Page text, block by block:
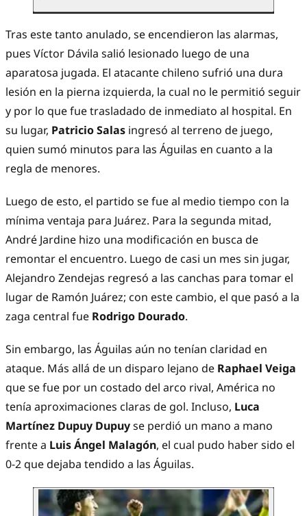
Tras este tanto anulado, se encendieron las alarmas,
pues Víctor Dávila salió lesionado luego de una
aparatosa jugada. El atacante chileno sufrió una dura
lesión en la pierna izquierda, la cual no le permitió seguir
y por lo que fue trasladado de inmediato al hospital. En
su lugar, Patricio Salas ingresó al terreno de juego,
quien sumó minutos para las Águilas en cuanto a la
regla de menores.
Luego de esto, el partido se fue al medio tiempo con la
mínima ventaja para Juárez. Para la segunda mitad,
André Jardine hizo una modificación en busca de
remontar el encuentro. Luego de casi un mes sin jugar,
Alejandro Zendejas regresó a las canchas para tomar el
lugar de Ramón Juárez; con este cambio, el que pasó a la
zaga central fue Rodrigo Dourado.
Sin embargo, las Águilas aún no tenían claridad en
ataque. Más allá de un disparo lejano de Raphael Veiga
que se fue por un costado del arco rival, América no
tenía aproximaciones claras de gol. Incluso, Luca
Martínez Dupuy Dupuyse perdió un mano a mano
frente a Luis Ángel Malagón, el cual pudo haber sido el
0-2 que dejaba tendido a las Águilas.